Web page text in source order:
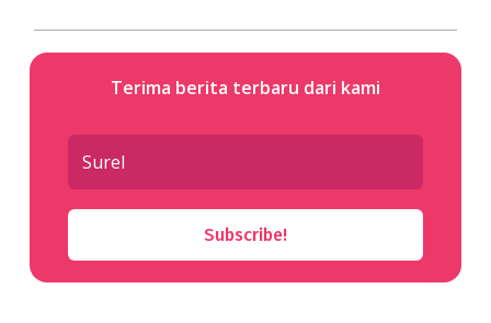
Terima berita terbaru dari kami
Subscribe!